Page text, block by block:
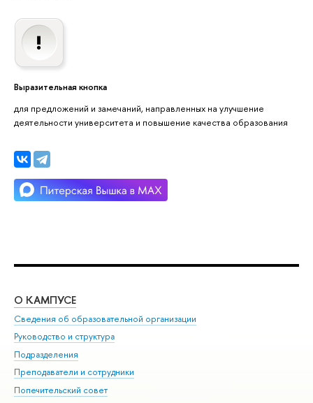
Выразительная кнопка
для предложений и замечаний, направленных на улучшение
деятельности университета и повышение качества образования
О КАМПУСЕ
Сведения об образовательной организации
Руководство и структура
Подразделения
Преподаватели и сотрудники
Попечительский совет